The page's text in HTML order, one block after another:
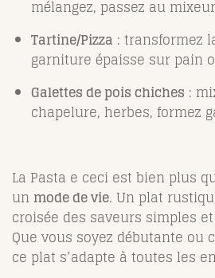
mélangez, passez au
Tartine/Pizza : transformez
garniture épaisse sur pain
Galettes de pois chiches :
chapelure, herbes, formez
La Pasta e ceci est bien plus
un mode de vie. Un plat
croisée des saveurs simples
Que vous soyez débutante ou
ce plat s’adapte à toutes les